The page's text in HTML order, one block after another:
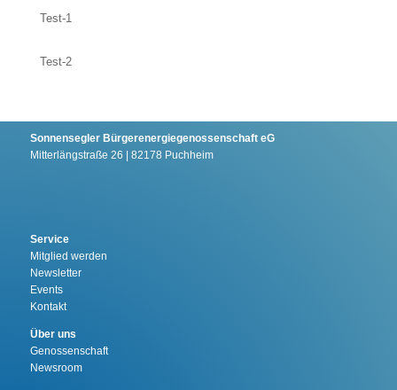
Test-1
Test-2
Sonnensegler Bürgerenergiegenossenschaft eG
Mitterlängstraße 26 | 82178 Puchheim
Service
Mitglied werden
Newsletter
Events
Kontakt
Über uns
Genossenschaft
Newsroom